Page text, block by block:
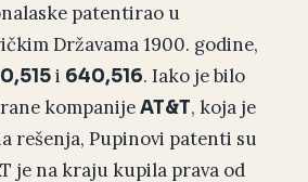
patentirao u
Državama 1900. godine,
i 640,516. Iako je bilo
kompanijeAT&T, koja je
rešenja, Pupinovi patenti su
je na kraju kupila prava od